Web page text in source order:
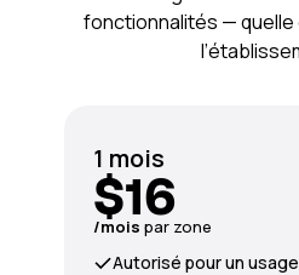
1 mois
$16
/mois par zone
Autorisé pour un
fonctionnalités — quelle